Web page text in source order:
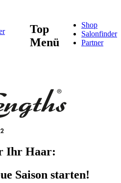
Top
Menü
Shop
Salonfinder
Partner
Ihr Haar:
Saison starten!